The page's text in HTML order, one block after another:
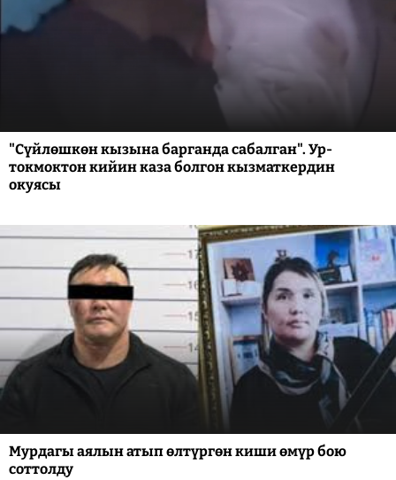
"Сүйлөшкөн кызына барганда сабалган". Ур-
токмоктон кийин каза болгон кызматкердин
окуясы
Мурдагы аялын атып өлтүргөн киши өмүр бою
соттолду